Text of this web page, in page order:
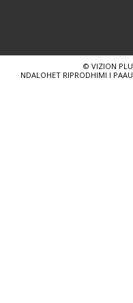
© VIZION
NDALOHET RIPRODHIMI I